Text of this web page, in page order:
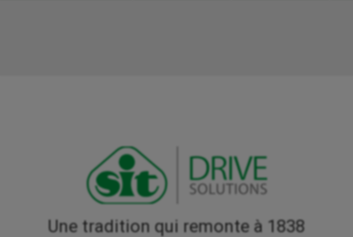
Une tradition qui remonte à 1838